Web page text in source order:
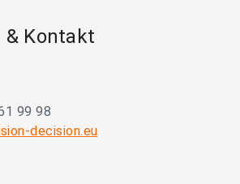
& Kontakt
99 98
decision.eu